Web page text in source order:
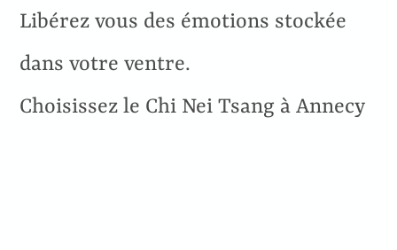
Libérez vous des émotions stockée
dans votre ventre.
Choisissez le Chi Nei Tsang à Annecy